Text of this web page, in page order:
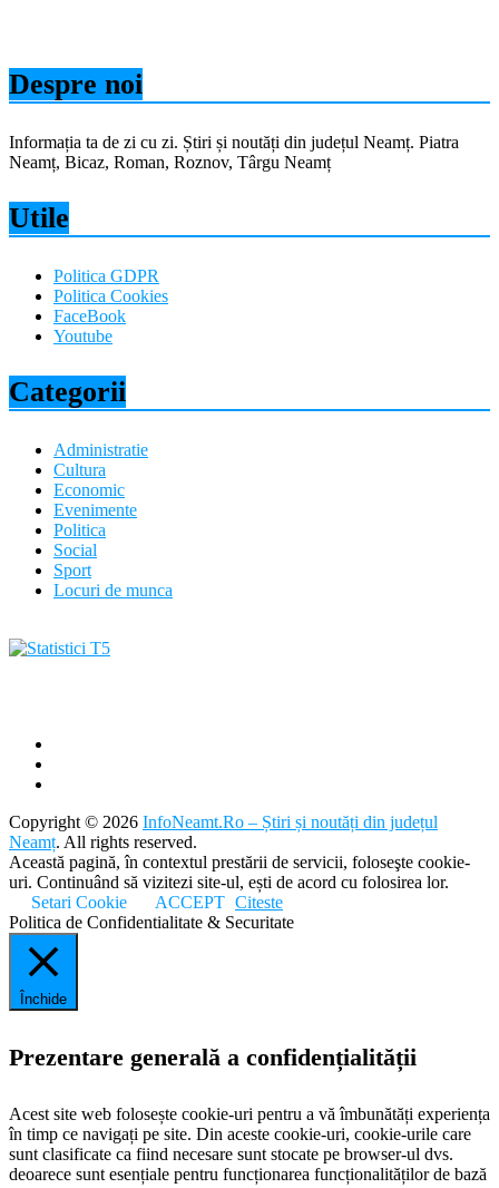
Despre noi
Informația ta de zi cu zi. Știri și noutăți din județul Neamț. Piatra
Neamț, Bicaz, Roman, Roznov, Târgu Neamț
Utile
Politica GDPR
Politica Cookies
FaceBook
Youtube
Categorii
Administratie
Cultura
Economic
Evenimente
Politica
Social
Sport
Locuri de munca
Copyright © 2026 InfoNeamt.Ro – Știri și noutăți din județul
Neamț. All rights reserved.
Această pagină, în contextul prestării de servicii, foloseşte cookie-
uri. Continuând să vizitezi site-ul, ești de acord cu folosirea lor.
Setari Cookie
ACCEPT Citeste
Politica de Confidentialitate & Securitate
Închide
Prezentare generală a confidențialității
Acest site web folosește cookie-uri pentru a vă îmbunătăți experiența
în timp ce navigați pe site. Din aceste cookie-uri, cookie-urile care
sunt clasificate ca fiind necesare sunt stocate pe browser-ul dvs.
deoarece sunt esențiale pentru funcționarea funcționalităților de bază